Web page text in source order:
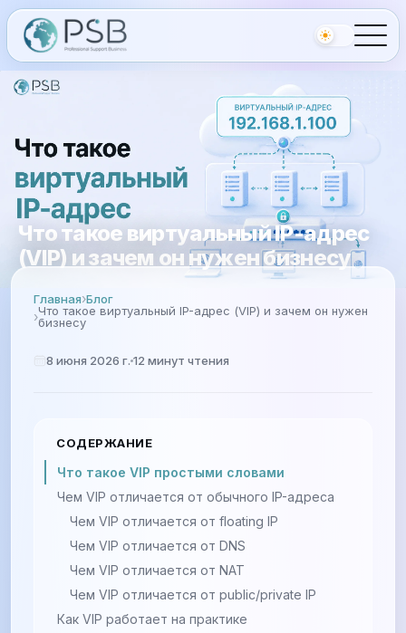
Что такое виртуальный IP-адрес
(VIP) и зачем он нужен бизнесу
Главная Блог
Что такое виртуальный IP-адрес (VIP) и зачем он нужен
бизнесу
8 июня 2026 г. 12 минут чтения
СОДЕРЖАНИЕ
Что такое VIP простыми словами
Чем VIP отличается от обычного IP-адреса
Чем VIP отличается от floating IP
Чем VIP отличается от DNS
Чем VIP отличается от NAT
Чем VIP отличается от public/private IP
Как VIP работает на практике